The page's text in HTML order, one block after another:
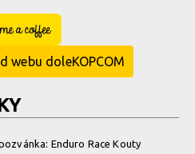
Me a Coffee
webu doleKOPCOM
Enduro Race Kouty